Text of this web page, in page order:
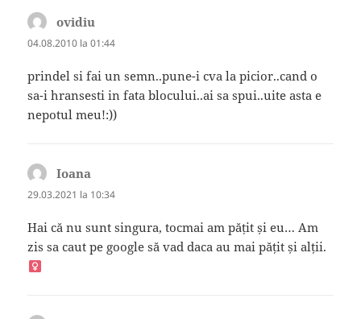
ovidiu
04.08.2010 la 01:44
prindel si fai un semn..pune-i cva la picior..cand o
sa-i hransesti in fata blocului..ai sa spui..uite asta e
nepotul meu!:))
Ioana
29.03.2021 la 10:34
Hai că nu sunt singura, tocmai am pățit și eu… Am
zis sa caut pe google să vad daca au mai pățit și alții. ‍